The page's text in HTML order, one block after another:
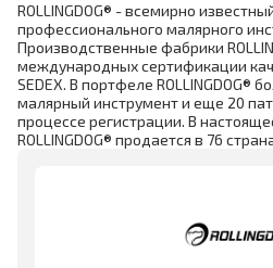
ROLLINGDOG® - всемирно
профессионального малярного
Производственные фабрики
международных сертификации
SEDEX. В портфеле ROLLINGDOG®
малярный инструмент и еще 20
процессе регистрации. В
ROLLINGDOG® продается в 76